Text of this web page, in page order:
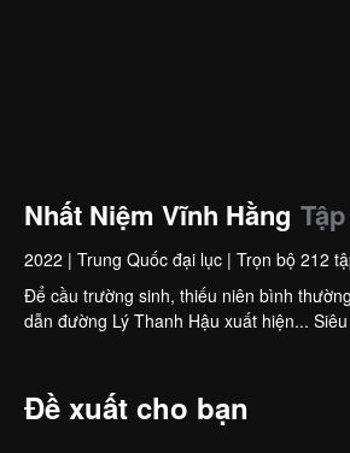
Nhất Niệm Vĩnh Hằng
2022 | Trung Quốc đại lục | Trọn bộ 212
Để cầu trường sinh, thiếu niên bình
dẫn đường Lý Thanh Hậu xuất hiện...
Đề xuất cho bạn